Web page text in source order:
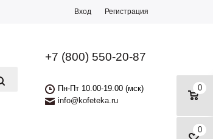
Вход Регистрация
+7 (800) 550-20-87
Пн-Пт 10.00-19.00 (мск)
info@kofeteka.ru
0
0